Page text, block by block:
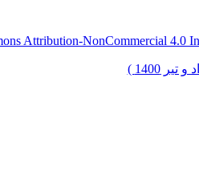
Attribution-NonCommercial 4.0